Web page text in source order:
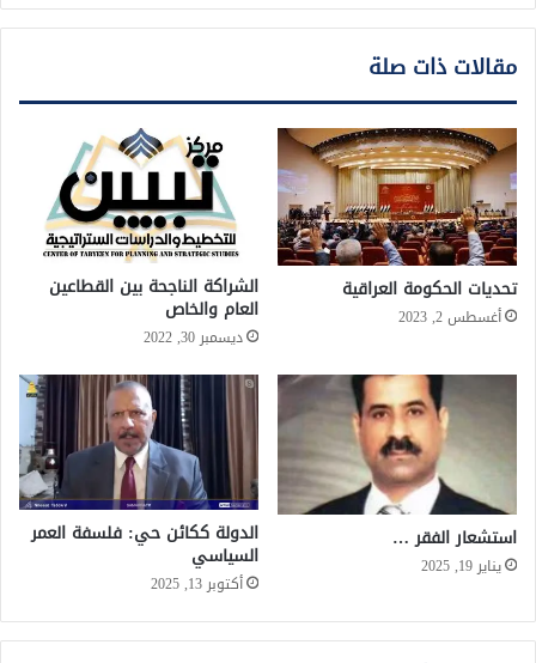
مقالات ذات صلة
تحديات الحكومة العراقية
أغسطس 2, 2023
الشراكة الناجحة بين القطاعين
العام والخاص
ديسمبر 30, 2022
استشعار الفقر …
يناير 19, 2025
الدولة ككائن حي: فلسفة العمر
السياسي
أكتوبر 13, 2025